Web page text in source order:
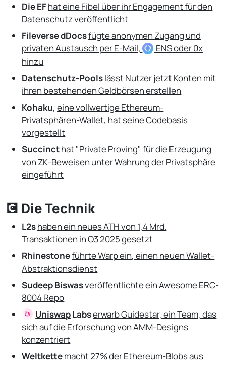
Die EFhat eine Fibel über ihr Engagement für den
Datenschutz veröffentlicht
Fileverse dDocsfügte anonymen Zugang und
privaten Austausch per E-Mail,
ENSoder 0x
hinzu
Datenschutz-Poolslässt Nutzer jetzt Konten mit
ihren bestehenden Geldbörsen erstellen
Kohaku,eine vollwertige Ethereum-
Privatsphären-Wallet, hat seine Codebasis
vorgestellt
Succincthat "Private Proving" für die Erzeugung
von ZK-Beweisen unter Wahrung der Privatsphäre
eingeführt
💽 Die Technik
L2shaben ein neues ATH von 1,4 Mrd.
Transaktionen in Q3 2025 gesetzt
Rhinestoneführte Warp ein, einen neuen Wallet-
Abstraktionsdienst
Sudeep Biswasveröffentlichte ein Awesome ERC-
8004 Repo
UniswapLabserwarb Guidestar, ein Team, das
sich auf die Erforschung von AMM-Designs
konzentriert
Weltkettemacht 27% der Ethereum-Blobs aus